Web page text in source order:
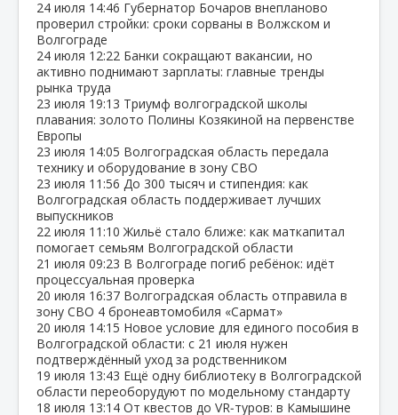
24 июля 14:46 Губернатор Бочаров внепланово
проверил стройки: сроки сорваны в Волжском и
Волгограде
24 июля 12:22 Банки сокращают вакансии, но
активно поднимают зарплаты: главные тренды
рынка труда
23 июля 19:13 Триумф волгоградской школы
плавания: золото Полины Козякиной на первенстве
Европы
23 июля 14:05 Волгоградская область передала
технику и оборудование в зону СВО
23 июля 11:56 До 300 тысяч и стипендия: как
Волгоградская область поддерживает лучших
выпускников
22 июля 11:10 Жильё стало ближе: как маткапитал
помогает семьям Волгоградской области
21 июля 09:23 В Волгограде погиб ребёнок: идёт
процессуальная проверка
20 июля 16:37 Волгоградская область отправила в
зону СВО 4 бронеавтомобиля «Сармат»
20 июля 14:15 Новое условие для единого пособия в
Волгоградской области: с 21 июля нужен
подтверждённый уход за родственником
19 июля 13:43 Ещё одну библиотеку в Волгоградской
области переоборудуют по модельному стандарту
18 июля 13:14 От квестов до VR‑туров: в Камышине